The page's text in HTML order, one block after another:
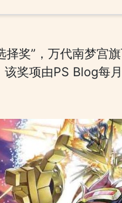
奖”，万代南梦宫
奖项由PS Blog每